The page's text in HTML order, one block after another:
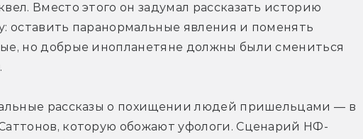
Вместо этого он задумал рассказать историю
оставить паранормальные явления и поменять
но добрые инопланетяне должны были смениться
рассказы о похищении людей пришельцами — в
которую обожают уфологи. Сценарий НФ-